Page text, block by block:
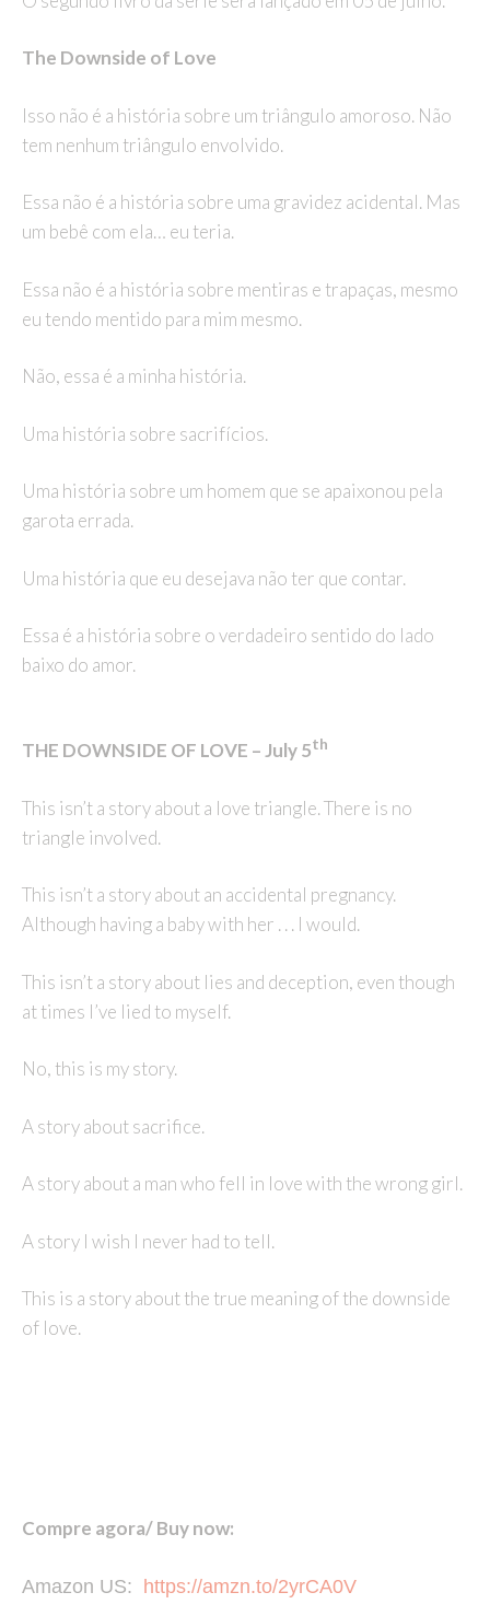
The Downside of Love
Isso não é a história sobre um triângulo amoroso. Não
tem nenhum triângulo envolvido.
Essa não é a história sobre uma gravidez acidental. Mas
um bebê com ela… eu teria.
Essa não é a história sobre mentiras e trapaças, mesmo
eu tendo mentido para mim mesmo.
Não, essa é a minha história.
Uma história sobre sacrifícios.
Uma história sobre um homem que se apaixonou pela
garota errada.
Uma história que eu desejava não ter que contar.
Essa é a história sobre o verdadeiro sentido do lado
baixo do amor.
THE DOWNSIDE OF LOVE – July 5th
This isn’t a story about a love triangle. There is no
triangle involved.
This isn’t a story about an accidental pregnancy.
Although having a baby with her . . . I would.
This isn’t a story about lies and deception, even though
at times I’ve lied to myself.
No, this is my story.
A story about sacrifice.
A story about a man who fell in love with the wrong girl.
A story I wish I never had to tell.
This is a story about the true meaning of the downside
of love.
Compre agora/ Buy now:
Amazon US: https://amzn.to/2yrCA0V